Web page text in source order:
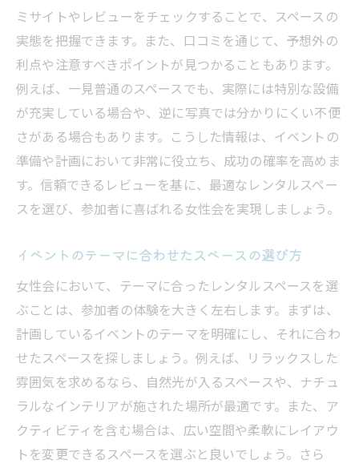
ミサイトやレビューをチェックすることで、スペースの
実態を把握できます。また、口コミを通じて、予想外の
利点や注意すべきポイントが見つかることもあります。
例えば、一見普通のスペースでも、実際には特別な設備
が充実している場合や、逆に写真では分かりにくい不便
さがある場合もあります。こうした情報は、イベントの
準備や計画において非常に役立ち、成功の確率を高めま
す。信頼できるレビューを基に、最適なレンタルスペー
スを選び、参加者に喜ばれる女性会を実現しましょう。
イベントのテーマに合わせたスペースの選び方
女性会において、テーマに合ったレンタルスペースを選
ぶことは、参加者の体験を大きく左右します。まずは、
計画しているイベントのテーマを明確にし、それに合わ
せたスペースを探しましょう。例えば、リラックスした
雰囲気を求めるなら、自然光が入るスペースや、ナチュ
ラルなインテリアが施された場所が最適です。また、ア
クティビティを含む場合は、広い空間や柔軟にレイアウ
トを変更できるスペースを選ぶと良いでしょう。さら